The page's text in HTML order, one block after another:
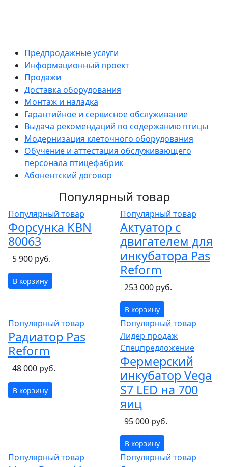
Предпродажные услуги
Информационный проект
Продажи
Доставка оборудования
Монтаж и наладка
Гарантийное и сервисное обслуживание
Выдача рекомендаций по содержанию птицы
Модернизация клеточного оборудования
Обучение и аттестация обслуживающего
персонала птицефабрик
Абонентский договор
Популярный товар
Популярный товар
Форсунка KBN
80063
5 900 руб.
В корзину
Популярный товар
Актуатор с
двигателем для
инкубатора Pas
Reform
253 000 руб.
В корзину
Популярный товар
Радиатор Pas
Reform
48 000 руб.
В корзину
Популярный товар
Лидер продаж
Спецпредложение
Фермерский
инкубатор Vega
S7 LED на 700
яиц
95 000 руб.
В корзину
Популярный товар
Популярный товар